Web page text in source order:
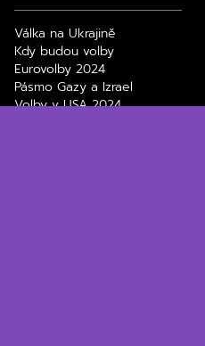
Válka na Ukrajině
Kdy budou volby
Eurovolby 2024
Pásmo Gazy a Izrael
Volby v USA 2024